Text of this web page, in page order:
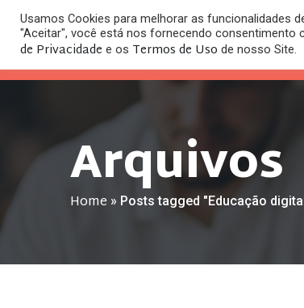
Arquivos
Home » Posts tagged "Educação
Usamos Cookies para melhorar as funcionalidades
"Aceitar", você está nos fornecendo
de Privacidade e os Termos de Uso de nosso Site.